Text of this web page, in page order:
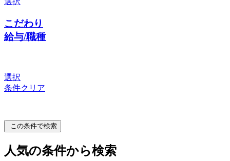
こだわり
給与/職種
選択
条件クリア
この条件で検索
人気の条件から検索